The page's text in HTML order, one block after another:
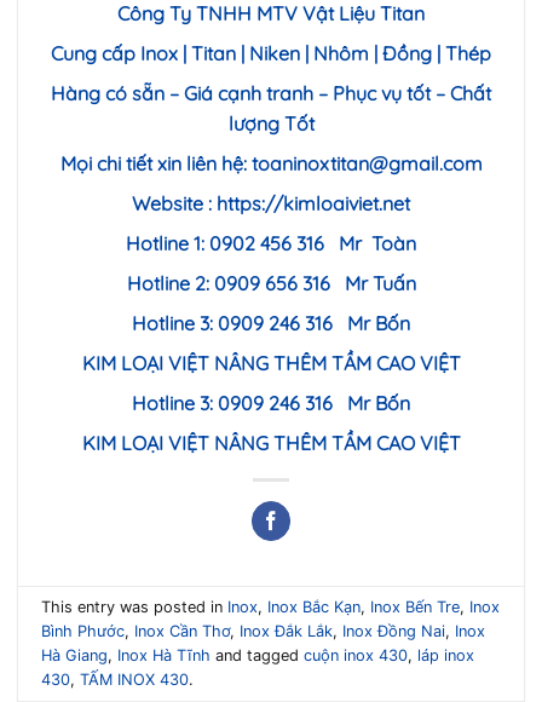
Công Ty TNHH MTV Vật Liệu Titan
Cung cấp Inox | Titan | Niken | Nhôm | Đồng | Thép
Hàng có sẵn – Giá cạnh tranh – Phục vụ tốt – Chất
lượng Tốt
Mọi chi tiết xin liên hệ: toaninoxtitan@gmail.com
Website : https://kimloaiviet.net
Hotline 1: 0902 456 316 Mr Toàn
Hotline 2: 0909 656 316 Mr Tuấn
Hotline 3: 0909 246 316 Mr Bốn
KIM LOẠI VIỆT NÂNG THÊM TẦM CAO VIỆT
Hotline 3: 0909 246 316 Mr Bốn
KIM LOẠI VIỆT NÂNG THÊM TẦM CAO VIỆT
This entry was posted in Inox, Inox Bắc Kạn, Inox Bến Tre, Inox
Bình Phước, Inox Cần Thơ, Inox Đắk Lắk, Inox Đồng Nai, Inox
Hà Giang, Inox Hà Tĩnh and taggedcuộn inox 430, láp inox
430,TẤM INOX 430.